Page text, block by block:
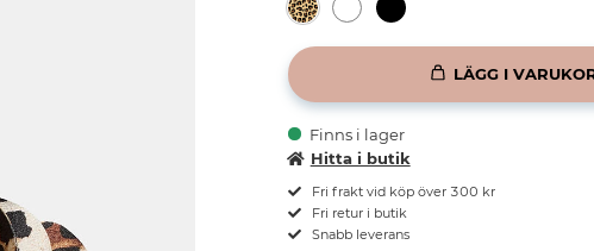
LÄGG I
Finns i lager
Hitta i butik
Fri frakt vid köp över 300 kr
Fri retur i butik
Snabb leverans